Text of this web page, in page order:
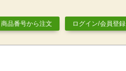
商品番号から注文 ログイン/会員登録